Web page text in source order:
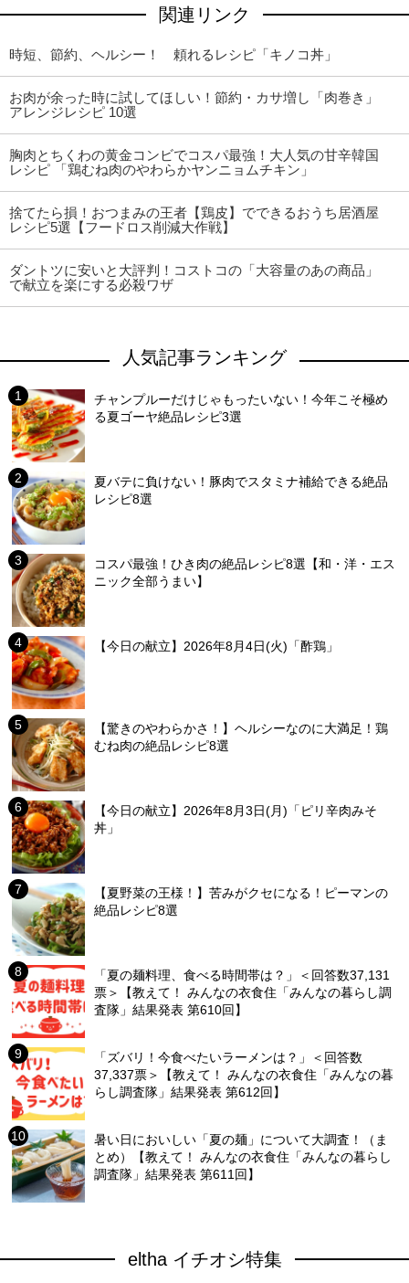
関連リンク
時短、節約、ヘルシー！ 頼れるレシピ「キノコ丼」
お肉が余った時に試してほしい！節約・カサ増し「肉巻き」
アレンジレシピ 10選
胸肉とちくわの黄金コンビでコスパ最強！大人気の甘辛韓国
レシピ 「鶏むね肉のやわらかヤンニョムチキン」
捨てたら損！おつまみの王者【鶏皮】でできるおうち居酒屋
レシピ5選【フードロス削減大作戦】
ダントツに安いと大評判！コストコの「大容量のあの商品」
で献立を楽にする必殺ワザ
人気記事ランキング
チャンプルーだけじゃもったいない！今年こそ極め
る夏ゴーヤ絶品レシピ3選
夏バテに負けない！豚肉でスタミナ補給できる絶品
レシピ8選
コスパ最強！ひき肉の絶品レシピ8選【和・洋・エス
ニック全部うまい】
【今日の献立】2026年8月4日(火)「酢鶏」
【驚きのやわらかさ！】ヘルシーなのに大満足！鶏
むね肉の絶品レシピ8選
【今日の献立】2026年8月3日(月)「ピリ辛肉みそ
丼」
【夏野菜の王様！】苦みがクセになる！ピーマンの
絶品レシピ8選
「夏の麺料理、食べる時間帯は？」＜回答数37,131
票＞【教えて！ みんなの衣食住「みんなの暮らし調
査隊」結果発表 第610回】
「ズバリ！今食べたいラーメンは？」＜回答数
37,337票＞【教えて！ みんなの衣食住「みんなの暮
らし調査隊」結果発表 第612回】
暑い日においしい「夏の麺」について大調査！（ま
とめ）【教えて！ みんなの衣食住「みんなの暮らし
調査隊」結果発表 第611回】
eltha イチオシ特集